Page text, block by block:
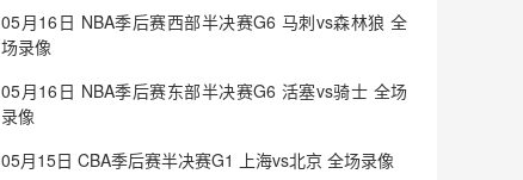
05月16日 NBA季后赛西部半决赛G6 马刺vs森林狼 全
场录像
05月16日 NBA季后赛东部半决赛G6 活塞vs骑士 全场
录像
05月15日 CBA季后赛半决赛G1 上海vs北京 全场录像